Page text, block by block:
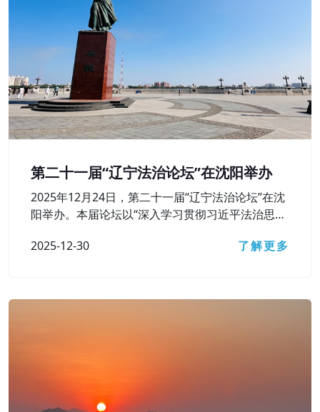
第二十一届“辽宁法治论坛”在沈阳举办
2025年12月24日，第二十一届“辽宁法治论坛”在沈
阳举办。本届论坛以“深入学习贯彻习近平法治思
2025-12-30
了解更多